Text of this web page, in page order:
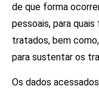
de que forma
pessoais, para
tratados, bem
para sustentar os
Os dados